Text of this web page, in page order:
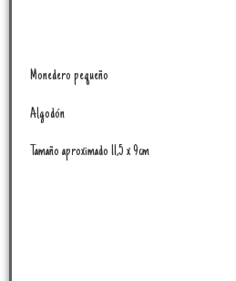
Monedero pequeño
Algodón
Tamaño aproximado 11,5 x 9cm